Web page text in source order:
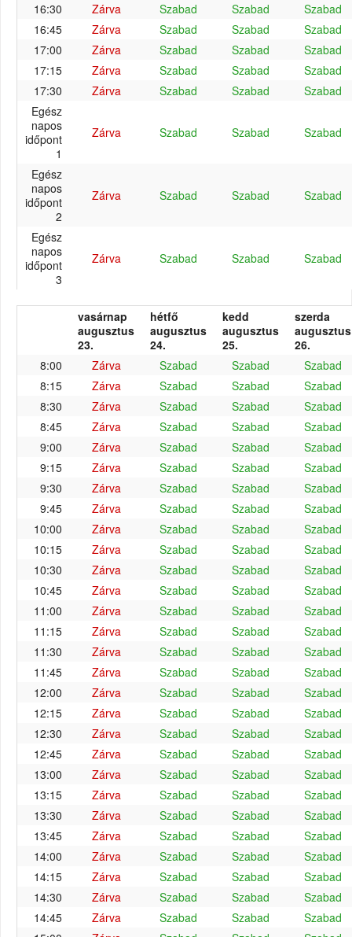
16:30 Zárva Szabad Szabad
Szabad
16:45
Zárva Szabad Szabad
Szabad
17:00
Zárva Szabad Szabad
Szabad
17:15
Zárva Szabad Szabad
Szabad
17:30
Zárva Szabad Szabad
Szabad
Egész
napos
időpont
1
Zárva Szabad Szabad Szabad
Egész
napos
időpont
2
Zárva Szabad Szabad Szabad
Egész
napos
időpont
3
Zárva Szabad Szabad Szabad
vasárnap
augusztus
23.
hétfő
augusztus
24.
kedd
augusztus
25.
szerda
augusztus
26.
8:00
Zárva Szabad Szabad
Szabad
8:15
Zárva Szabad Szabad
Szabad
8:30
Zárva Szabad Szabad
Szabad
8:45
Zárva Szabad Szabad
Szabad
9:00
Zárva Szabad Szabad
Szabad
9:15
Zárva Szabad Szabad
Szabad
9:30
Zárva Szabad Szabad
Szabad
9:45
Zárva Szabad Szabad
Szabad
10:00
Zárva Szabad Szabad
Szabad
10:15
Zárva Szabad Szabad
Szabad
10:30
Zárva Szabad Szabad
Szabad
10:45
Zárva Szabad Szabad
Szabad
11:00
Zárva Szabad Szabad
Szabad
11:15
Zárva Szabad Szabad
Szabad
11:30
Zárva Szabad Szabad
Szabad
11:45
Zárva Szabad Szabad
Szabad
12:00
Zárva Szabad Szabad
Szabad
12:15
Zárva Szabad Szabad
Szabad
12:30
Zárva Szabad Szabad
Szabad
12:45
Zárva Szabad Szabad
Szabad
13:00
Zárva Szabad Szabad
Szabad
13:15
Zárva Szabad Szabad
Szabad
13:30
Zárva Szabad Szabad
Szabad
13:45
Zárva Szabad Szabad
Szabad
14:00
Zárva Szabad Szabad
Szabad
14:15
Zárva Szabad Szabad
Szabad
14:30
Zárva Szabad Szabad
Szabad
14:45
Zárva Szabad Szabad
Szabad